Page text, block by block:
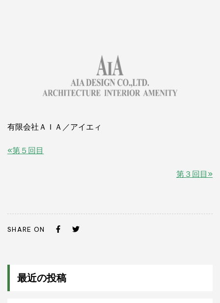
有限会社ＡＩＡ／アイエィ
«第５回目
第３回目»
SHARE ON
最近の投稿